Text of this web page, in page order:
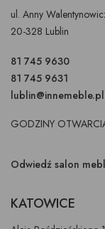
ul. Anny
20-328 Lublin
81 745 9630
81 745 9631
lublin@innemeble.pl
GODZINY
Odwiedź salon
KATOWICE